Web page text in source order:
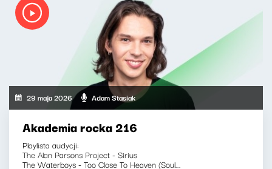
29 maja 2026 Adam Stasiak
Akademia rocka 216
Playlista audycji:
The Alan Parsons Project - Sirius
The Waterboys - Too Close To Heaven (Soul...